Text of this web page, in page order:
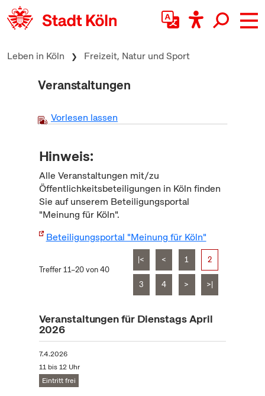
zum Inhalt springen
Leben in Köln Freizeit, Natur und Sport
Veranstaltungen
Vorlesen lassen
Hinweis:
Alle Veranstaltungen mit/zu
Öffentlichkeitsbeteiligungen in Köln finden
Sie auf unserem Beteiligungsportal
"Meinung für Köln".
Beteiligungsportal "Meinung für Köln"
Treffer 11–20 von 40
|< < 1 2
3 4 > >|
Veranstaltungen für Dienstags April
2026
7.4.2026
11 bis 12 Uhr
Eintritt frei